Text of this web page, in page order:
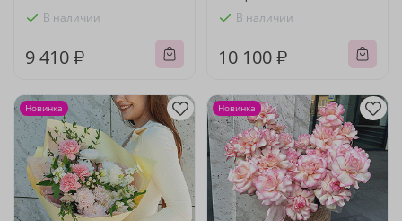
В наличии
9 410 ₽
В наличии
10 100 ₽
Новинка Новинка